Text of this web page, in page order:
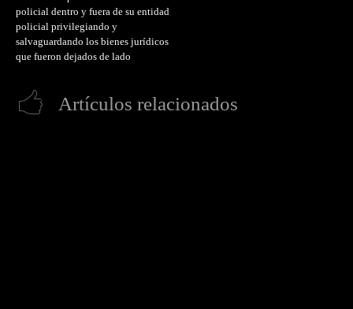
policial dentro y fuera de su entidad
policial privilegiando y
salvaguardando los bienes jurídicos
que fueron dejados de lado
Artículos relacionados